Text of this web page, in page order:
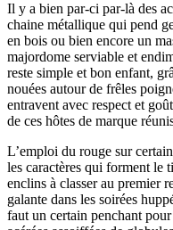
Il y a bien par-ci par-là des
chaine métallique qui pend
en bois ou bien encore un
majordome serviable et
reste simple et bon enfant,
nouées autour de frêles
entravent avec respect et
de ces hôtes de marque
L’emploi du rouge sur
les caractères qui forment le
enclins à classer au premier
galante dans les soirées
faut un certain penchant